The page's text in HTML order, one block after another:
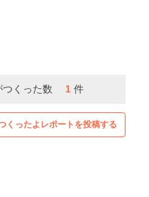
くった数 1 件
くったよレポートを投稿する